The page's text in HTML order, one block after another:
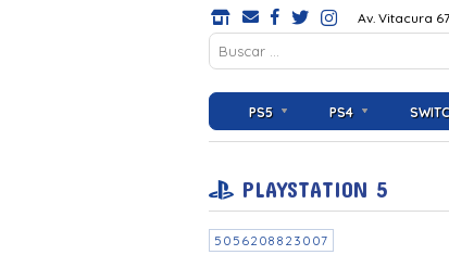
Av. Vitacura
PS5 PS4
PLAYSTATION 5
5056208823007